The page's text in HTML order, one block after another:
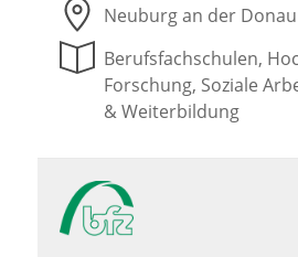
Neuburg an der Donau
Berufsfachschulen,
Forschung, Soziale
& Weiterbildung